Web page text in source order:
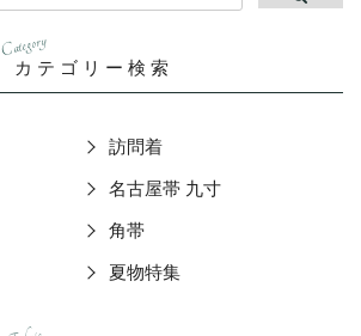
カテゴリー検索
Category
訪問着
名古屋帯 九寸
角帯
夏物特集